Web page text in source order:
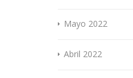
Mayo 2022
Abril 2022